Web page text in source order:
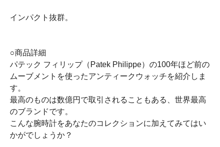
インパクト抜群。
○商品詳細
パテック フィリップ（Patek Philippe）の100年ほど前の
ムーブメントを使ったアンティークウォッチを紹介しま
す。
最高のものは数億円で取引されることもある、世界最高
のブランドです。
こんな腕時計をあなたのコレクションに加えてみてはい
かがでしょうか？